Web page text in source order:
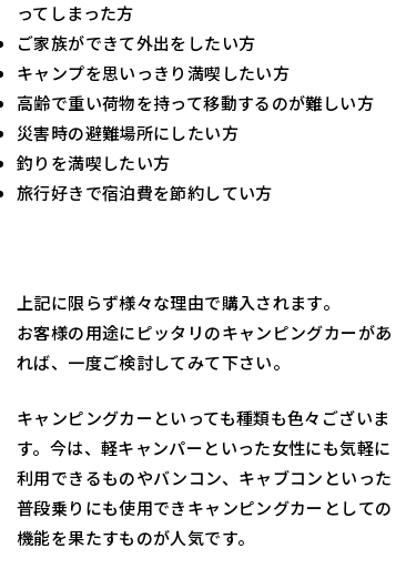
ってしまった方
ご家族ができて外出をしたい方
キャンプを思いっきり満喫したい方
高齢で重い荷物を持って移動するのが難しい方
災害時の避難場所にしたい方
釣りを満喫したい方
旅行好きで宿泊費を節約してい方
上記に限らず様々な理由で購入されます。
お客様の用途にピッタリのキャンピングカーがあ
れば、一度ご検討してみて下さい。
キャンピングカーといっても種類も色々ございま
す。今は、軽キャンパーといった女性にも気軽に
利用できるものやバンコン、キャブコンといった
普段乗りにも使用できキャンピングカーとしての
機能を果たすものが人気です。